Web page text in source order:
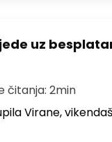
uz
čitanja: 2min
Virane,